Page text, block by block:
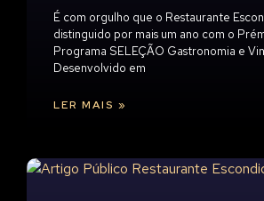
É com orgulho que o Restaurante
distinguido por mais um ano com o
Programa SELEÇÃO Gastronomia e
Desenvolvido em
LER MAIS »